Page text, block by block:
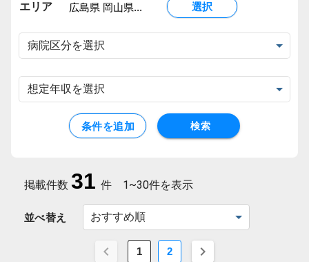
エリア 広島県 岡山県... 選択
条件を追加 検索
掲載件数 31 件 1~30件を表示
並べ替え
1 2